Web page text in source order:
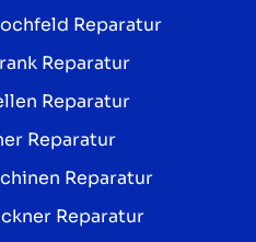
Reparatur
Reparatur
Reparatur
Reparatur
Reparatur
Reparatur